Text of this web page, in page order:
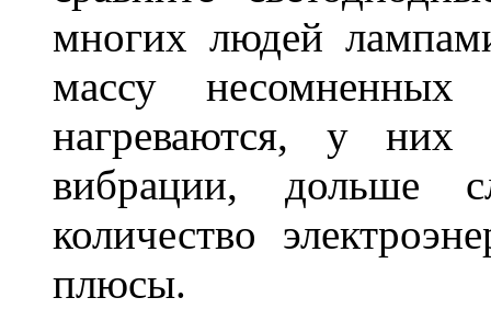
многих людей
массу
нагреваются, у них
вибрации, дольше
количество
плюсы.